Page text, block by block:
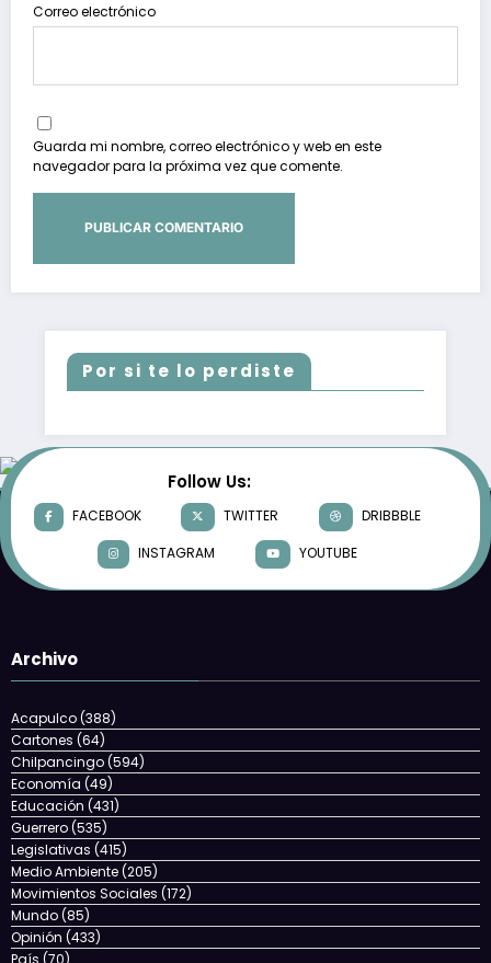
Correo electrónico
Guarda mi nombre, correo electrónico y web en este
navegador para la próxima vez que comente.
Por si te lo perdiste
Follow Us:
FACEBOOK TWITTER
DRIBBBLE
INSTAGRAM
YOUTUBE
Archivo
Acapulco(388)
Cartones (64)
Chilpancingo(594)
Economía (49)
Educación (431)
Guerrero(535)
Legislativas (415)
Medio Ambiente(205)
Movimientos Sociales (172)
Mundo(85)
Opinión (433)